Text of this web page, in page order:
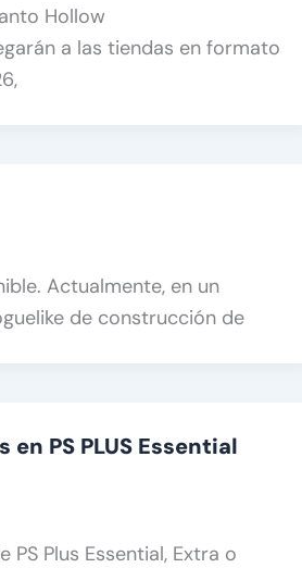
Hollow
a las tiendas en formato
Actualmente, en un
de construcción de
PS PLUS Essential
Plus Essential, Extra o